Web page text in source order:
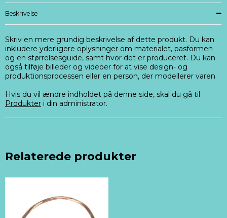
Beskrivelse
Skriv en mere grundig beskrivelse af dette produkt. Du kan
inkludere yderligere oplysninger om materialet, pasformen
og en størrelsesguide, samt hvor det er produceret. Du kan
også tilføje billeder og videoer for at vise design- og
produktionsprocessen eller en person, der modellerer varen
Hvis du vil ændre indholdet på denne side, skal du gå til
Produkter i din administrator.
Relaterede produkter